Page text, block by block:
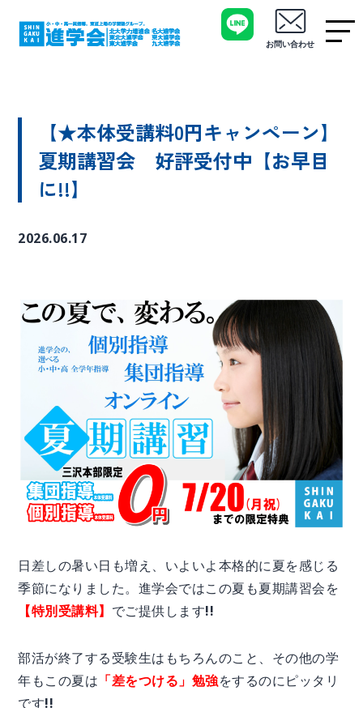
お問い合わせ
【★本体受講料0円キャンペーン】
夏期講習会 好評受付中【お早目
に!!】
2026.06.17
日差しの暑い日も増え、いよいよ本格的に夏を感じる
季節になりました。進学会ではこの夏も夏期講習会を
【特別受講料】 でご提供します!!
部活が終了する受験生はもちろんのこと、その他の学
年もこの夏は 「差をつける」勉強をするのにピッタリ
です!!